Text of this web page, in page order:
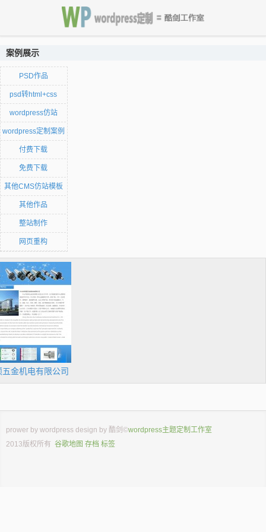
案例展示
PSD作品
psd转html+css
wordpress仿站
wordpress定制案例
付费下载
免费下载
其他CMS仿站模板
其他作品
整站制作
网页重构
金机电有限公司
prower by wordpress design by 酷剑 ©wordpress主题定制工作室
2013版权所有 谷歌地图 存档 标签